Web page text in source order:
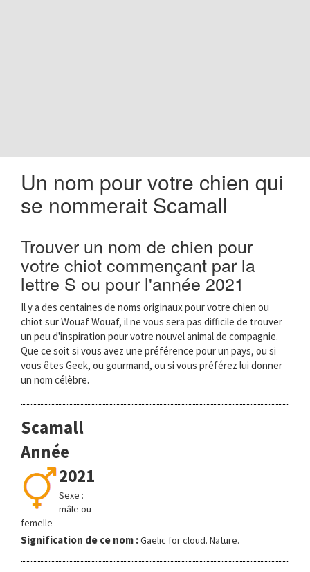
Un nom pour votre chien qui
se nommerait Scamall
Trouver un nom de chien pour
votre chiot commençant par la
lettre S ou pour l'année 2021
Il y a des centaines de noms originaux pour votre chien ou
chiot sur Wouaf Wouaf, il ne vous sera pas difficile de trouver
un peu d'inspiration pour votre nouvel animal de compagnie.
Que ce soit si vous avez une préférence pour un pays, ou si
vous êtes Geek, ou gourmand, ou si vous préférez lui donner
un nom célèbre.
Scamall
Année
2021
Sexe :
mâle ou
femelle
Signification de ce nom :Gaelic for cloud. Nature.